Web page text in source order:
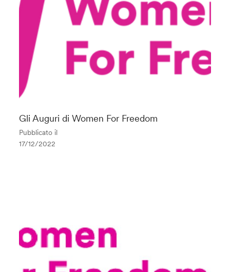
Gli Auguri di Women For Freedom
Pubblicato il
17/12/2022